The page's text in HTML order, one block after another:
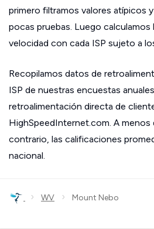
primero filtramos valores atípicos
pocas pruebas. Luego
velocidad con cada ISP sujeto a
Recopilamos datos de
ISP de nuestras encuestas
retroalimentación directa de
HighSpeedInternet.com. A menos
contrario, las calificaciones
nacional.
› WV › Mount Nebo